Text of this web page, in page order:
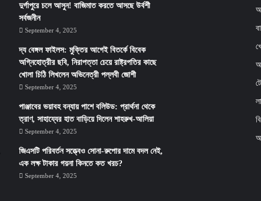
দুর্গাপুরে চলে আসুন! বাজিমাত করতে আসছে উর্বশী
সর্বজনীন
September 4, 2025
দ্য বেঙ্গল ফাইলস: মুক্তির আগেই বিতর্কে বিবেক
অগ্নিহোত্রীর ছবি, নিরাপত্তা চেয়ে রাষ্ট্রপতির কাছে
খোলা চিঠি লিখলেন অভিনেত্রী পল্লবী জোশী
September 4, 2025
পাঞ্জাবের ভয়াবহ বন্যায় পাশে বলিউড: প্রার্থনা থেকে
ত্রাণ, সাহায্যের হাত বাড়িয়ে দিলেন শাহরুখ-আলিয়া
September 4, 2025
জিএসটি পরিবর্তন সত্ত্বেও সোনা-রুপোর দামে বদল নেই,
এক লক্ষ টাকার গয়না কিনতে কত খরচ?
September 4, 2025